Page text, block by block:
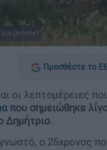
(Intime)
Προσθέστε το
οι λεπτομέρειες
που σημειώθηκε
Δημήτριο.
ο 25χρονος